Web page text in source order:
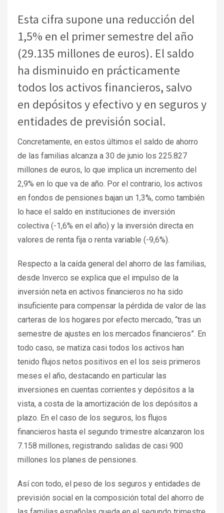
Esta cifra supone una reducción del
1,5% en el primer semestre del año
(29.135 millones de euros). El saldo
ha disminuido en prácticamente
todos los activos financieros, salvo
en depósitos y efectivo y en seguros y
entidades de previsión social.
Concretamente, en estos últimos el saldo de ahorro
de las familias alcanza a 30 de junio los 225.827
millones de euros, lo que implica un incremento del
2,9% en lo que va de año. Por el contrario, los activos
en fondos de pensiones bajan un 1,3%, como también
lo hace el saldo en instituciones de inversión
colectiva (-1,6% en el año) y la inversión directa en
valores de renta fija o renta variable (-9,6%).
Respecto a la caída general del ahorro de las familias,
desde Inverco se explica que el impulso de la
inversión neta en activos financieros no ha sido
insuficiente para compensar la pérdida de valor de las
carteras de los hogares por efecto mercado, “tras un
semestre de ajustes en los mercados financieros”. En
todo caso, se matiza casi todos los activos han
tenido flujos netos positivos en el los seis primeros
meses el año, destacando en particular las
inversiones en cuentas corrientes y depósitos a la
vista, a costa de la amortización de los depósitos a
plazo. En el caso de los seguros, los flujos
financieros hasta el segundo trimestre alcanzaron los
7.158 millones, registrando salidas de casi 900
millones los planes de pensiones.
Así con todo, el peso de los seguros y entidades de
previsión social en la composición total del ahorro de